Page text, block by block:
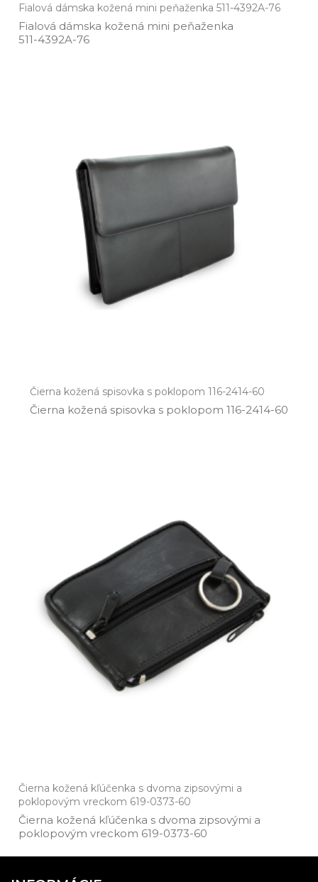
Fialová dámska kožená mini peňaženka 511-4392A-76
Fialová dámska kožená mini peňaženka
511­-4392A­-76
Čierna kožená spisovka s poklopom 116-2414-60
Čierna kožená spisovka s poklopom 116­-2414­-60
Čierna kožená kľúčenka s dvoma zipsovými a
poklopovým vreckom 619-0373-60
Čierna kožená kľúčenka s dvoma zipsovými a
poklopovým vreckom 619­-0373­-60